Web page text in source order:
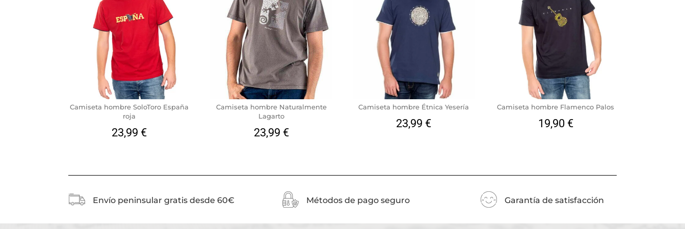
Camiseta hombre SoloToro España
roja
23,99 €
Camiseta hombre Naturalmente
Lagarto
23,99 €
Camiseta hombre Étnica Yesería
23,99 €
Camiseta hombre Flamenco Palos
19,90 €
Envío peninsular gratis desde 60€ Métodos de pago seguro Garantía de satisfacción